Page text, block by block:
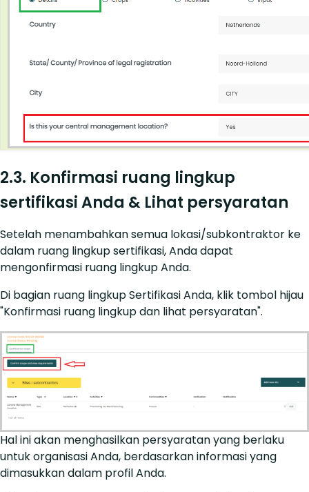
2.3. Konfirmasi ruang lingkup
sertifikasi Anda & Lihat persyaratan
Setelah menambahkan semua lokasi/subkontraktor ke
dalam ruang lingkup sertifikasi, Anda dapat
mengonfirmasi ruang lingkup Anda.
Di bagian ruang lingkup Sertifikasi Anda, klik tombol hijau
"Konfirmasi ruang lingkup dan lihat persyaratan".
Hal ini akan menghasilkan persyaratan yang berlaku
untuk organisasi Anda, berdasarkan informasi yang
dimasukkan dalam profil Anda.